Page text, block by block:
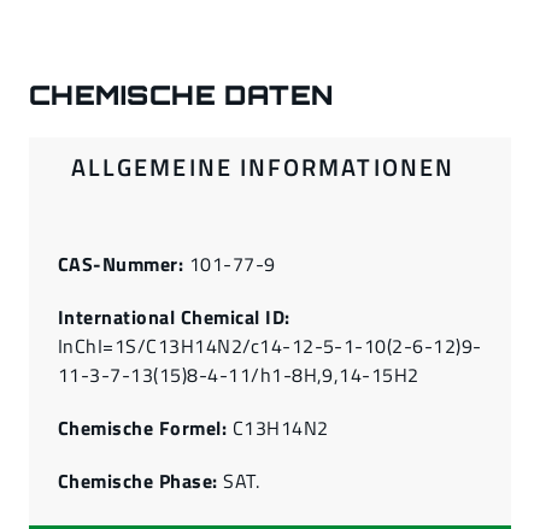
CHEMISCHE DATEN
ALLGEMEINE INFORMATIONEN
CAS-Nummer: 101-77-9
International Chemical ID:
InChI=1S/C13H14N2/c14-12-5-1-10(2-6-12)9-
11-3-7-13(15)8-4-11/h1-8H,9,14-15H2
Chemische Formel: C13H14N2
Chemische Phase: SAT.